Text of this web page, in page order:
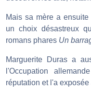
Mais sa mère a
un choix désastreux
romans phares Un
Marguerite Duras a
l'Occupation
réputation et l'a